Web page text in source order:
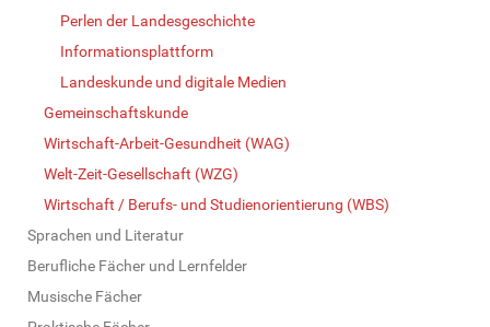
Perlen der Landesgeschichte
Informationsplattform
Landeskunde und digitale Medien
Gemeinschaftskunde
Wirtschaft-Arbeit-Gesundheit (WAG)
Welt-Zeit-Gesellschaft (WZG)
Wirtschaft / Berufs- und Studienorientierung (WBS)
Sprachen und Literatur
Berufliche Fächer und Lernfelder
Musische Fächer